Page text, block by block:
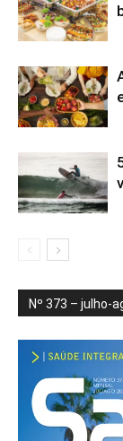
Nº 373 – julho-